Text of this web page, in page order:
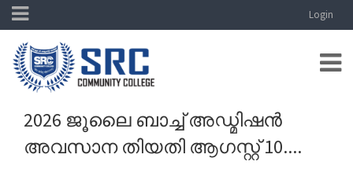
Login
2026 ജൂലൈ ബാച്ച് അഡ്മിഷൻ
അവസാന തിയതി ആഗസ്റ്റ് 10....